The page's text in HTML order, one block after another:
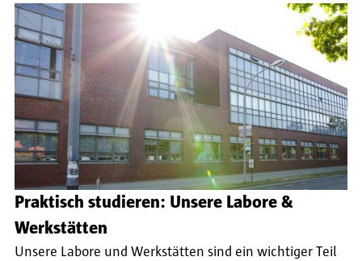
Praktisch studieren: Unsere Labore &
Werkstätten
Unsere Labore und Werkstätten sind ein wichtiger Teil